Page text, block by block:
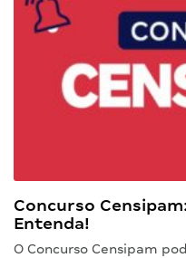
Concurso
Entenda!
O Concurso Censipam